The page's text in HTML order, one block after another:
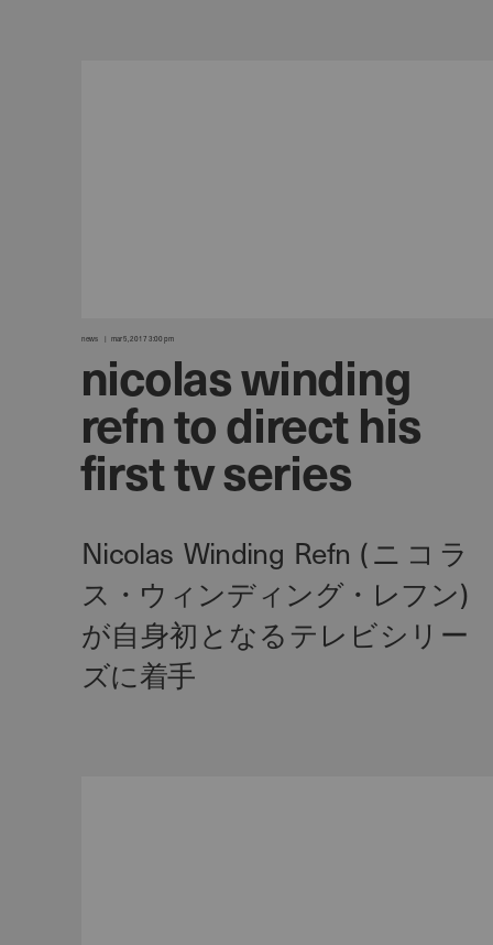
news mar 5, 2017 3:00 pm
nicolas winding
refn to direct his
first tv series